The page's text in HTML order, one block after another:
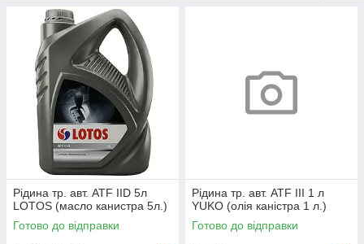
Рідина тр. авт. ATF IID 5л
LOTOS (масло канистра 5л.)
Готово до відправки
Рідина тр. авт. ATF III 1 л
YUKO (олія каністра 1 л.)
Готово до відправки